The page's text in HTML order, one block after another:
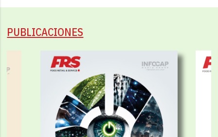
PUBLICACIONES